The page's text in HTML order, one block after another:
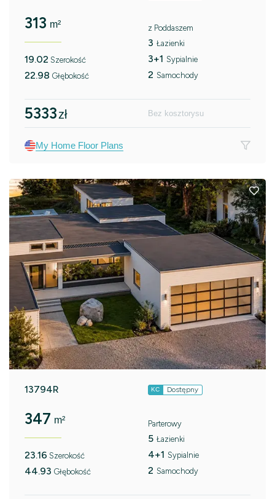
313 m²
19.02 Szerokość
22.98 Głębokość
z Poddaszem
3 Łazienki
3+1 Sypialnie
2 Samochody
5333zł Bez kosztorysu
My Home Floor Plans
13794R KC Dostępny
347 m²
23.16 Szerokość
44.93 Głębokość
Parterowy
5 Łazienki
4+1 Sypialnie
2 Samochody